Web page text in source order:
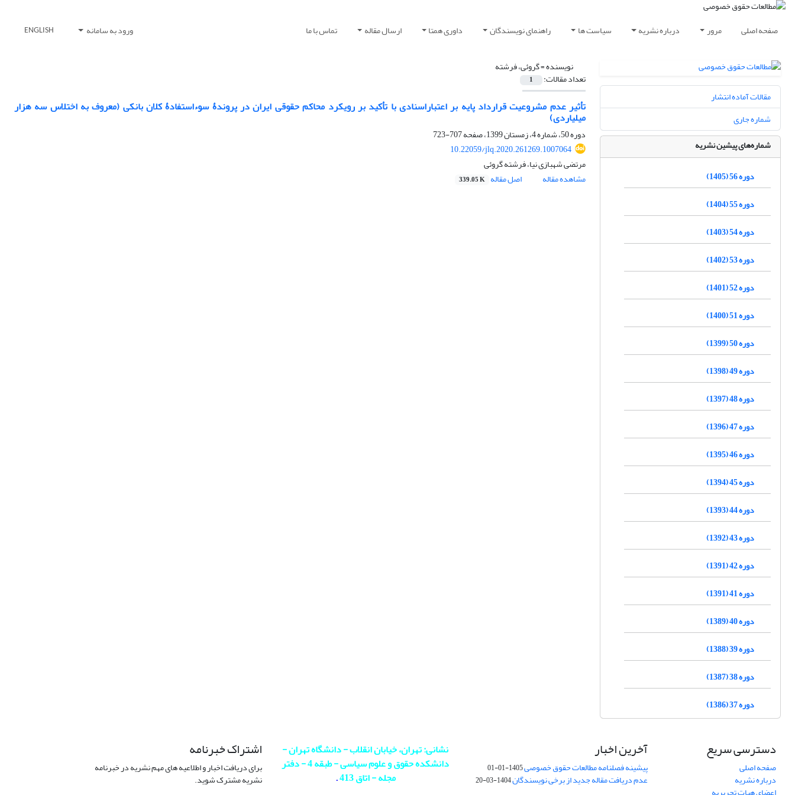
صفحه اصلی مرور درباره نشریه سیاست ها راهنمای نویسندگان داوری همتا ارسال مقاله تماس با ما ورود به سامانه ENGLISH
نویسنده =گروئی، فرشته
تعداد مقالات: 1
تأثیر عدم مشروعیت قرارداد پایه بر اعتباراسنادی با تأکید بر رویکرد محاکم حقوقی ایران در پروندۀ سوءاستفادۀ کلان بانکی (معروف به اختلاس سه هزار
میلیاردی)
دوره 50، شماره 4، زمستان 1399، صفحه
707-723
10.22059/jlq.2020.261269.1007064
مرتضی شهبازی نیا، فرشته گروئی
مشاهده مقاله
اصل مقاله 339.05 K
مقالات آماده انتشار
شماره جاری
شماره‌های پیشین نشریه
دوره 56 (1405)
دوره 55 (1404)
دوره 54 (1403)
دوره 53 (1402)
دوره 52 (1401)
دوره 51 (1400)
دوره 50 (1399)
دوره 49 (1398)
دوره 48 (1397)
دوره 47 (1396)
دوره 46 (1395)
دوره 45 (1394)
دوره 44 (1393)
دوره 43 (1392)
دوره 42 (1391)
دوره 41 (1391)
دوره 40 (1389)
دوره 39 (1388)
دوره 38 (1387)
دوره 37 (1386)
دسترسی سریع
صفحه اصلی
درباره نشریه
آخرین اخبار
پیشینه فصلنامه مطالعات حقوق خصوصی1405-01-01
عدم دریافت مقاله جدید از برخی نویسندگان1404-03-20
نشانی: تهران، خیابان انقلاب - دانشگاه تهران -
دانشکده حقوق و علوم سیاسی - طبقه 4 - دفتر
مجله - اتاق 413
.
اشتراک خبرنامه
برای دریافت اخبار و اطلاعیه های مهم نشریه در خبرنامه
نشریه مشترک شوید.